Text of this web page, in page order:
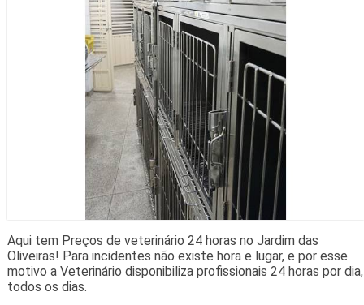
Aqui tem Preços de veterinário 24 horas no Jardim das
Oliveiras! Para incidentes não existe hora e lugar, e por esse
motivo a Veterinário disponibiliza profissionais 24 horas por dia,
todos os dias.